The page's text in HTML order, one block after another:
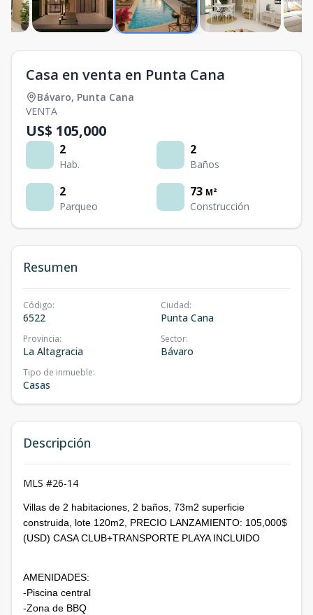
Casa en venta en Punta Cana
Bávaro, Punta Cana
VENTA
US$ 105,000
2
Hab.
2
Baños
2
Parqueo
73 M²
Construcción
Resumen
Código:
6522
Ciudad:
Punta Cana
Provincia:
La Altagracia
Sector:
Bávaro
Tipo de inmueble:
Casas
Descripción
MLS #26-14
Villas de 2 habitaciones, 2 baños, 73m2 superficie
construida, lote 120m2, PRECIO LANZAMIENTO: 105,000$
(USD) CASA CLUB+TRANSPORTE PLAYA INCLUIDO
AMENIDADES:
-Piscina central
-Zona de BBQ